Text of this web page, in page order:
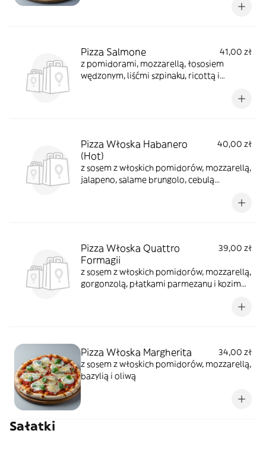
Pizza Salmone
41,00 zł
z pomidorami, mozzarellą, łososiem
wędzonym, liśćmi szpinaku, ricottą i
Pizza Włoska Habanero
(Hot)
40,00 zł
z sosem z włoskich pomidorów, mozzarellą,
jalapeno, salame brungolo, cebulą
Pizza Włoska Quattro
Formagii
39,00 zł
z sosem z włoskich pomidorów, mozzarellą,
gorgonzolą, płatkami parmezanu i kozim
Pizza Włoska Margherita
34,00 zł
z sosem z włoskich pomidorów, mozzarellą,
bazylią i oliwą
Sałatki